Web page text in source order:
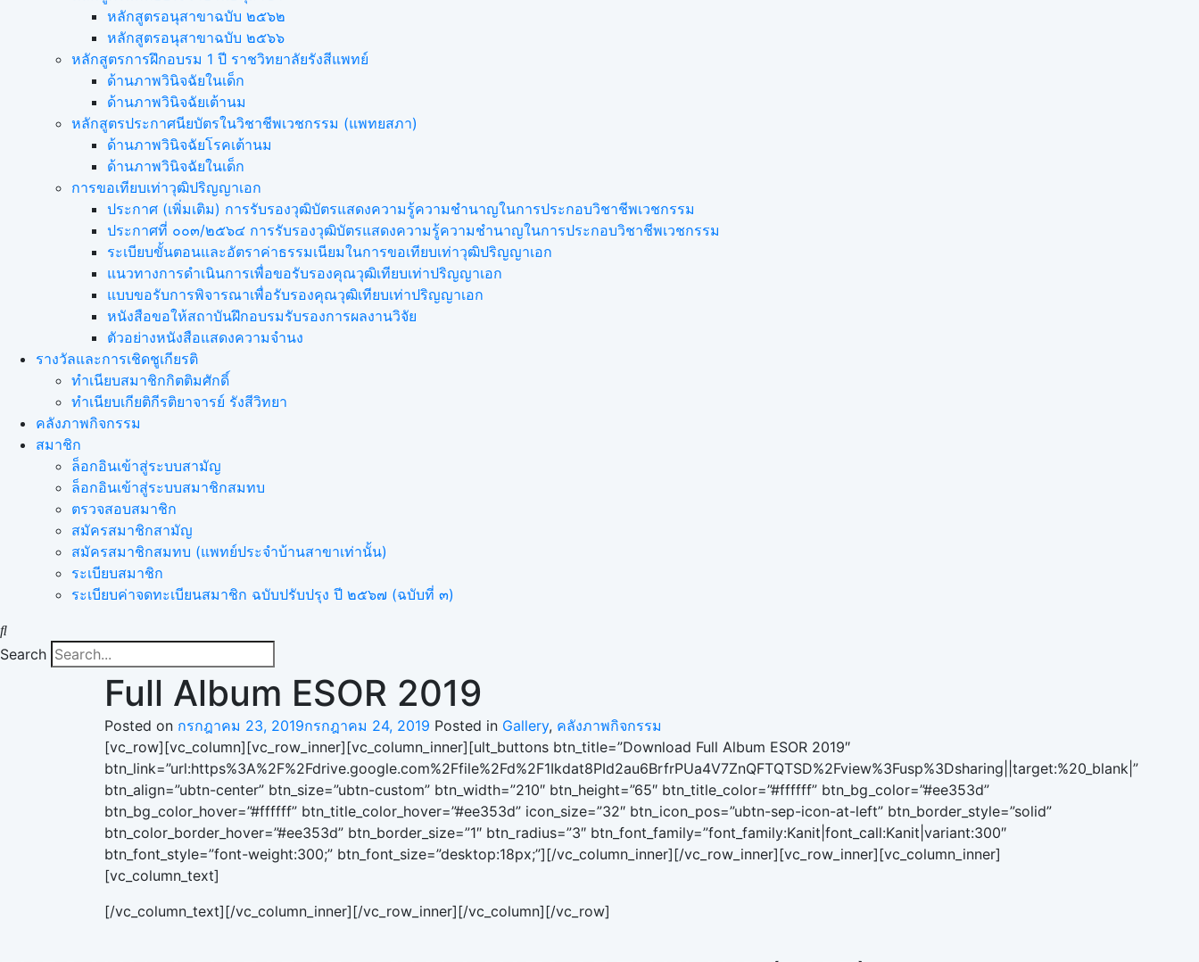
หลักสูตรอนุสาขาฉบับ ๒๕๖๒
หลักสูตรอนุสาขาฉบับ ๒๕๖๖
หลักสูตรการฝึกอบรม 1 ปี ราชวิทยาลัยรังสีแพทย์
ด้านภาพวินิจฉัยในเด็ก
ด้านภาพวินิจฉัยเต้านม
หลักสูตรประกาศนียบัตรในวิชาชีพเวชกรรม (แพทยสภา)
ด้านภาพวินิจฉัยโรคเต้านม
ด้านภาพวินิจฉัยในเด็ก
การขอเทียบเท่า​วุฒิปริญญา​เอก
ประกาศ (เพิ่มเติม) การรับรองวุฒิบัตรแสดงความรู้ความชำนาญในการประกอบวิชาชีพเวชกรรม
ประกาศที่ ๐๐๓/๒๕๖๔ การรับรองวุฒิบัตรแสดงความรู้ความชำนาญในการประกอบวิชาชีพเวชกรรม
ระเบียบขั้นตอนและอัตราค่าธรรมเนียมในการขอเทียบเท่าวุฒิปริญญาเอก
แนวทางการดำเนินการเพื่อขอรับรองคุณวุฒิเทียบเท่าปริญญาเอก
แบบขอรับการพิจารณาเพื่อรับรองคุณวุฒิเทียบเท่าปริญญาเอก
หนังสือขอให้สถาบันฝึกอบรมรับรองการผลงานวิจัย
ตัวอย่างหนังสือแสดงความจำนง
รางวัลและการเชิดชูเกียรติ
ทำเนียบสมาชิกกิตติมศักดิ์
ทำเนียบเกียติกีรติยาจารย์ รังสีวิทยา
คลังภาพกิจกรรม
สมาชิก
ล็อกอินเข้าสู่ระบบสามัญ
ล็อกอินเข้าสู่ระบบสมาชิกสมทบ
ตรวจสอบสมาชิก
สมัครสมาชิกสามัญ
สมัครสมาชิกสมทบ (แพทย์ประจำบ้านสาขาเท่านั้น)
ระเบียบสมาชิก
ระเบียบค่าจดทะเบียนสมาชิก ฉบับปรับปรุง ปี ๒๕๖๗ (ฉบับที่ ๓)
Search
Full Album ESOR 2019
Posted on กรกฎาคม 23, 2019กรกฎาคม 24, 2019 Posted in Gallery, คลังภาพกิจกรรม
[vc_row][vc_column][vc_row_inner][vc_column_inner][ult_buttons btn_title=”Download Full Album ESOR 2019″
btn_link=”url:https%3A%2F%2Fdrive.google.com%2Ffile%2Fd%2F1Ikdat8PId2au6BrfrPUa4V7ZnQFTQTSD%2Fview%3Fusp%3Dsharing||target:%20_blank|”
btn_align=”ubtn-center” btn_size=”ubtn-custom” btn_width=”210″ btn_height=”65″ btn_title_color=”#ffffff” btn_bg_color=”#ee353d”
btn_bg_color_hover=”#ffffff” btn_title_color_hover=”#ee353d” icon_size=”32″ btn_icon_pos=”ubtn-sep-icon-at-left” btn_border_style=”solid”
btn_color_border_hover=”#ee353d” btn_border_size=”1″ btn_radius=”3″ btn_font_family=”font_family:Kanit|font_call:Kanit|variant:300″
btn_font_style=”font-weight:300;” btn_font_size=”desktop:18px;”][/vc_column_inner][/vc_row_inner][vc_row_inner][vc_column_inner]
[vc_column_text]
[/vc_column_text][/vc_column_inner][/vc_row_inner][/vc_column][/vc_row]